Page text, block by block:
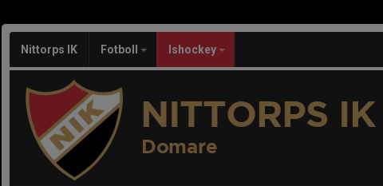
Nittorps IK Fotboll Ishockey
NITTORPS IK
Domare